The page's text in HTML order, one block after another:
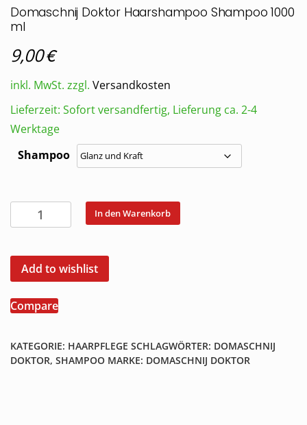
Domaschnij Doktor Haarshampoo Shampoo 1000
ml
9,00€
inkl. MwSt. zzgl. Versandkosten
Lieferzeit: Sofort versandfertig, Lieferung ca. 2-4
Werktage
Shampoo
Domaschnij
Doktor
Shampoo
1000
Menge
In den Warenkorb
Add to wishlist
Compare
KATEGORIE: HAARPFLEGE SCHLAGWÖRTER: DOMASCHNIJ
DOKTOR, SHAMPOO MARKE: DOMASCHNIJ DOKTOR